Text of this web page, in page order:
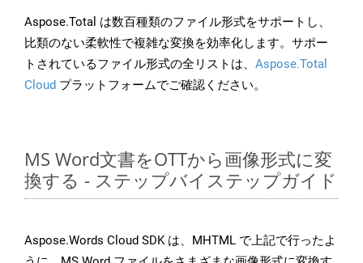
Aspose.Total は数百種類のファイル形式をサポートし、
比類のない柔軟性で複雑な変換を効率化します。サポー
トされているファイル形式の全リストは、 Aspose.Total
Cloud プラットフォームでご確認ください。
MS Word文書をOTTから画像形式に変
換する - ステップバイステップガイド
Aspose.Words Cloud SDK は、MHTML で上記で行ったよ